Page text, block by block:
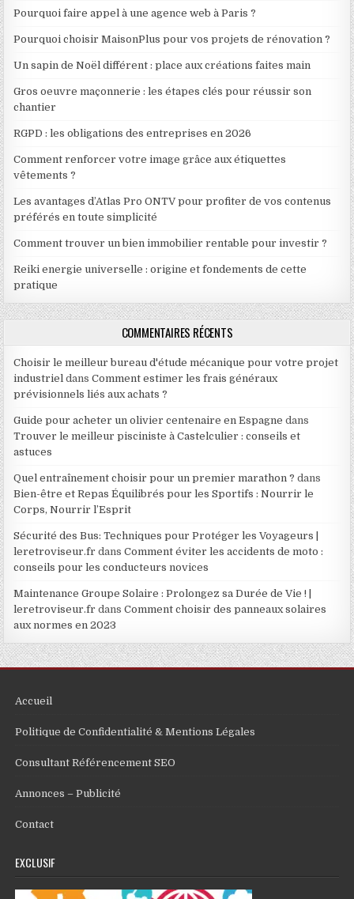
Pourquoi faire appel à une agence web à Paris ?
Pourquoi choisir MaisonPlus pour vos projets de rénovation ?
Un sapin de Noël différent : place aux créations faites main
Gros oeuvre maçonnerie : les étapes clés pour réussir son
chantier
RGPD : les obligations des entreprises en 2026
Comment renforcer votre image grâce aux étiquettes
vêtements ?
Les avantages d’Atlas Pro ONTV pour profiter de vos contenus
préférés en toute simplicité
Comment trouver un bien immobilier rentable pour investir ?
Reiki energie universelle : origine et fondements de cette
pratique
COMMENTAIRES RÉCENTS
Choisir le meilleur bureau d'étude mécanique pour votre projet
industriel dansComment estimer les frais généraux
prévisionnels liés aux achats ?
Guide pour acheter un olivier centenaire en Espagne dans
Trouver le meilleur pisciniste à Castelculier : conseils et
astuces
Quel entraînement choisir pour un premier marathon ? dans
Bien-être et Repas Équilibrés pour les Sportifs : Nourrir le
Corps, Nourrir l’Esprit
Sécurité des Bus: Techniques pour Protéger les Voyageurs |
leretroviseur.fr dansComment éviter les accidents de moto :
conseils pour les conducteurs novices
Maintenance Groupe Solaire : Prolongez sa Durée de Vie ! |
leretroviseur.fr dansComment choisir des panneaux solaires
aux normes en 2023
Accueil
Politique de Confidentialité & Mentions Légales
Consultant Référencement SEO
Annonces – Publicité
Contact
EXCLUSIF